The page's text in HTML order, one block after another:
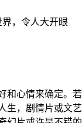
，令人大开眼
和心情来确定。若
生，剧情片或文艺